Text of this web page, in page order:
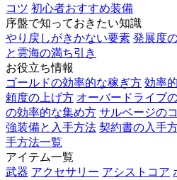
コツ 初心者おすすめ装備
序盤で知っておきたい知識
やり戻しがきかない要素 発展度
と雲海の満ち引き
お役立ち情報
ゴールドの効率的な稼ぎ方 効率
頼度の上げ方 オーバードライブ
の効率的な集め方 サルベージの
強装備と入手方法 契約書の入手
手方法一覧
アイテム一覧
武器 アクセサリー アシストコア